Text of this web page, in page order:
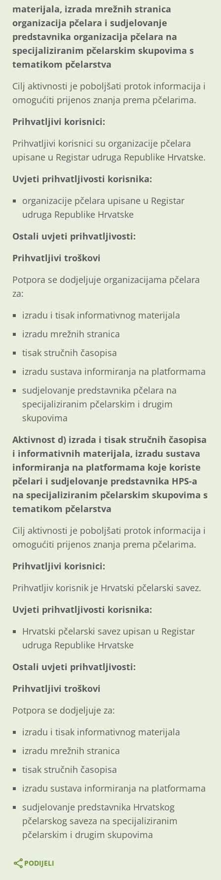
materijala, izrada mrežnih stranica
organizacija pčelara i sudjelovanje
predstavnika organizacija pčelara na
specijaliziranim pčelarskim skupovima s
tematikom pčelarstva
Cilj aktivnosti je poboljšati protok informacija i
omogućiti prijenos znanja prema pčelarima.
Prihvatljivi korisnici:
Prihvatljivi korisnici su organizacije pčelara
upisane u Registar udruga Republike Hrvatske.
Uvjeti prihvatljivosti korisnika:
organizacije pčelara upisane u Registar
udruga Republike Hrvatske
Ostali uvjeti prihvatljivosti:
Prihvatljivi troškovi
Potpora se dodjeljuje organizacijama pčelara
za:
izradu i tisak informativnog materijala
izradu mrežnih stranica
tisak stručnih časopisa
izradu sustava informiranja na platformama
sudjelovanje predstavnika pčelara na
specijaliziranim pčelarskim i drugim
skupovima
Aktivnost d) izrada i tisak stručnih časopisa
i informativnih materijala, izradu sustava
informiranja na platformama koje koriste
pčelari i sudjelovanje predstavnika HPS-a
na specijaliziranim pčelarskim skupovima s
tematikom pčelarstva
Cilj aktivnosti je poboljšati protok informacija i
omogućiti prijenos znanja prema pčelarima.
Prihvatljivi korisnici:
Prihvatljiv korisnik je Hrvatski pčelarski savez.
Uvjeti prihvatljivosti korisnika:
Hrvatski pčelarski savez upisan u Registar
udruga Republike Hrvatske
Ostali uvjeti prihvatljivosti:
Prihvatljivi troškovi
Potpora se dodjeljuje za:
izradu i tisak informativnog materijala
izradu mrežnih stranica
tisak stručnih časopisa
izradu sustava informiranja na platformama
sudjelovanje predstavnika Hrvatskog
pčelarskog saveza na specijaliziranim
pčelarskim i drugim skupovima
PODIJELI